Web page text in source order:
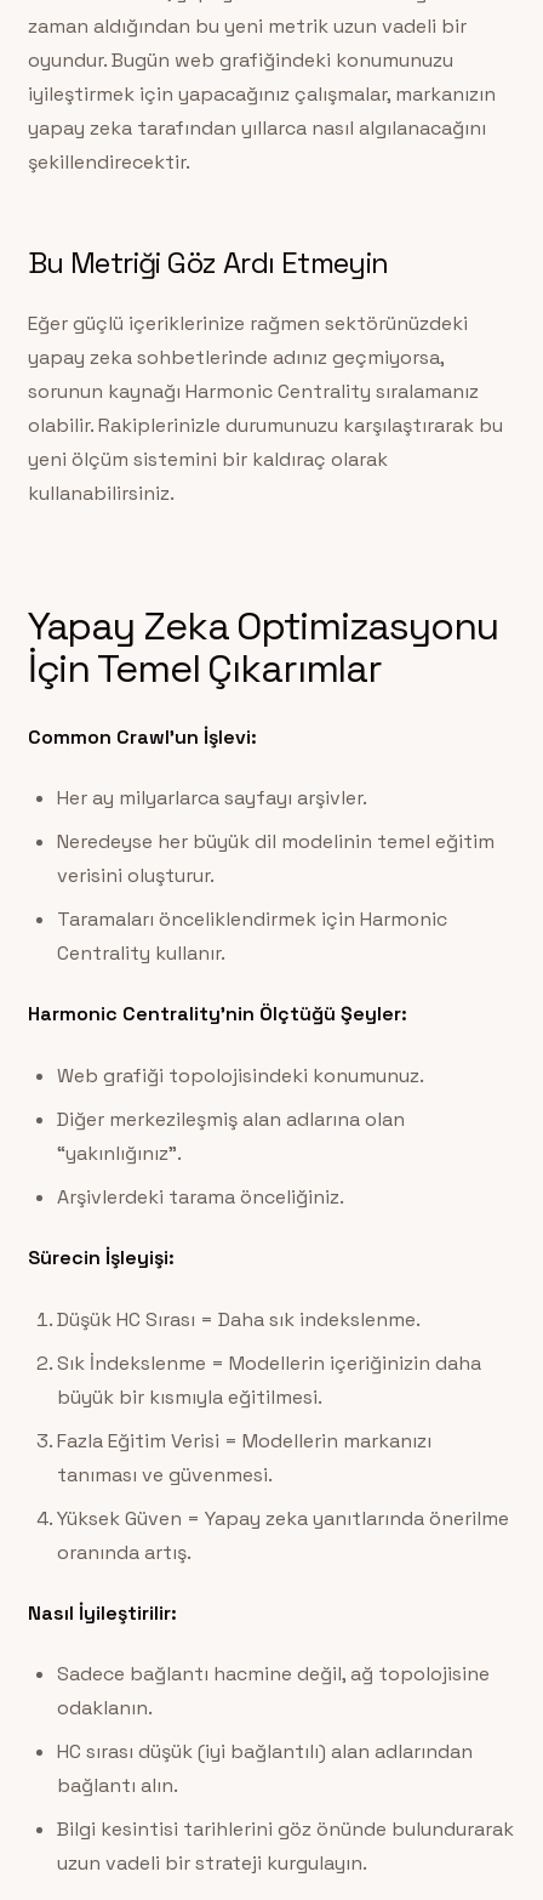
zaman aldığından bu yeni metrik uzun vadeli bir
oyundur. Bugün web grafiğindeki konumunuzu
iyileştirmek için yapacağınız çalışmalar, markanızın
yapay zeka tarafından yıllarca nasıl algılanacağını
şekillendirecektir.
Bu Metriği Göz Ardı Etmeyin
Eğer güçlü içeriklerinize rağmen sektörünüzdeki
yapay zeka sohbetlerinde adınız geçmiyorsa,
sorunun kaynağı Harmonic Centrality sıralamanız
olabilir. Rakiplerinizle durumunuzu karşılaştırarak bu
yeni ölçüm sistemini bir kaldıraç olarak
kullanabilirsiniz.
Yapay Zeka Optimizasyonu
İçin Temel Çıkarımlar
Common Crawl’un İşlevi:
Her ay milyarlarca sayfayı arşivler.
Neredeyse her büyük dil modelinin temel eğitim
verisini oluşturur.
Taramaları önceliklendirmek için Harmonic
Centrality kullanır.
Harmonic Centrality’nin Ölçtüğü Şeyler:
Web grafiği topolojisindeki konumunuz.
Diğer merkezileşmiş alan adlarına olan
“yakınlığınız”.
Arşivlerdeki tarama önceliğiniz.
Sürecin İşleyişi:
Düşük HC Sırası = Daha sık indekslenme.
Sık İndekslenme = Modellerin içeriğinizin daha
büyük bir kısmıyla eğitilmesi.
Fazla Eğitim Verisi = Modellerin markanızı
tanıması ve güvenmesi.
Yüksek Güven = Yapay zeka yanıtlarında önerilme
oranında artış.
Nasıl İyileştirilir:
Sadece bağlantı hacmine değil, ağ topolojisine
odaklanın.
HC sırası düşük (iyi bağlantılı) alan adlarından
bağlantı alın.
Bilgi kesintisi tarihlerini göz önünde bulundurarak
uzun vadeli bir strateji kurgulayın.